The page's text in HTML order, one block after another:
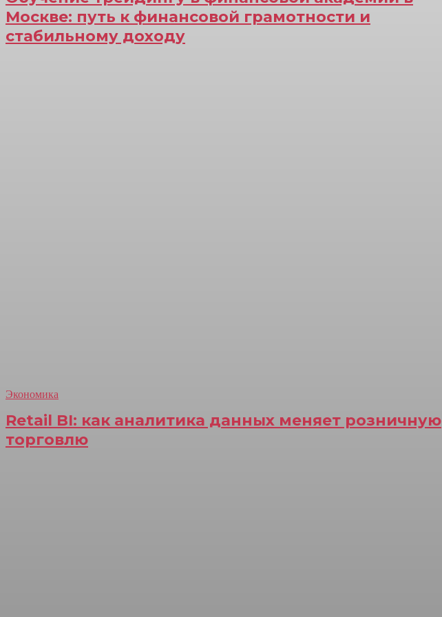
Москве: путь к финансовой грамотности и
стабильному доходу
Экономика
Retail BI: как аналитика данных меняет розничную
торговлю